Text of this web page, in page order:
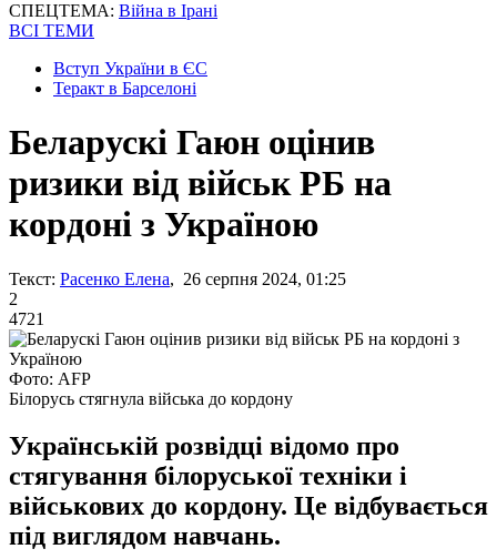
СПЕЦТЕМА: Війна в Ірані
ВСІ ТЕМИ
Вступ України в ЄС
Теракт в Барселоні
Беларускі Гаюн оцінив
ризики від військ РБ на
кордоні з Україною
Текст: Расенко Елена, 26 серпня 2024, 01:25
2
4721
Фото: AFP
Білорусь стягнула війська до кордону
Українській розвідці відомо про
стягування білоруської техніки і
військових до кордону. Це відбувається
під виглядом навчань.